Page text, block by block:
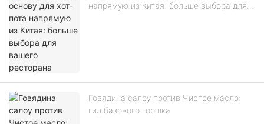
напрямую из Китая: больше выбора для
Говядина салоу против Чистое масло:
гид базового горшка